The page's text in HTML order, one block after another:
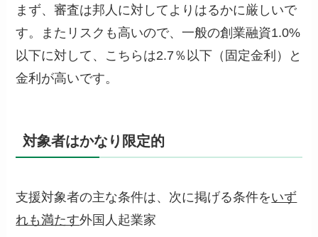
まず、審査は邦人に対してよりはるかに厳しいで
す。またリスクも高いので、一般の創業融資1.0%
以下に対して、こちらは2.7％以下（固定金利）と
金利が高いです。
対象者はかなり限定的
支援対象者の主な条件は、次に掲げる条件をいず
れも満たす外国人起業家